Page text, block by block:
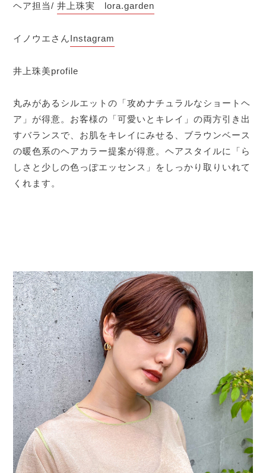
ヘア担当/井上珠実 lora.garden
イノウエさんInstagram
井上珠美profile
丸みがあるシルエットの「攻めナチュラルなショートヘ
ア」が得意。お客様の「可愛いとキレイ」の両方引き出
すバランスで、お肌をキレイにみせる、ブラウンベース
の暖色系のヘアカラー提案が得意。ヘアスタイルに「ら
しさと少しの色っぽエッセンス」をしっかり取りいれて
くれます。